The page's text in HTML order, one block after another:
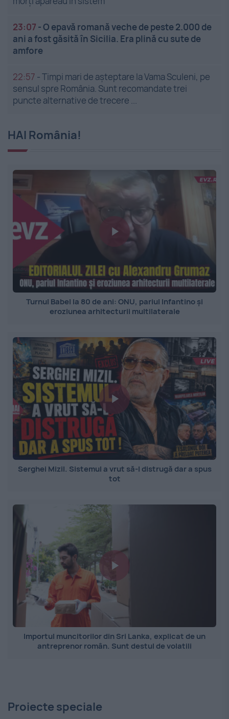
23:07 -O epavă romană veche de peste 2.000 de
ani a fost găsită în Sicilia. Era plină cu sute de
amfore
22:57 -Timpi mari de așteptare la Vama Sculeni, pe
sensul spre România. Sunt recomandate trei
puncte alternative de trecere ...
HAI România!
Turnul Babel la 80 de ani: ONU, pariul Infantino și
eroziunea arhitecturii multilaterale
Serghei Mizil. Sistemul a vrut să-l distrugă dar a spus
tot
Importul muncitorilor din Sri Lanka, explicat de un
antreprenor român. Sunt destul de volatili
Proiecte speciale